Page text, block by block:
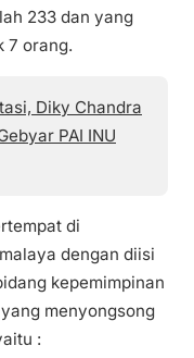
233 dan yang
7 orang.
Diky Chandra
PAI INU
di
dengan diisi
kepemimpinan
menyongsong
: